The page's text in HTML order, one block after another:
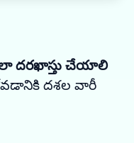
దరఖాస్తు చేయాలి
దశల వారీ